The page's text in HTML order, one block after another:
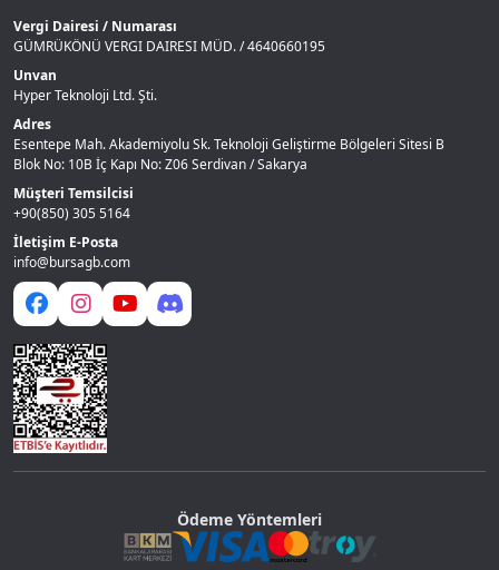
Vergi Dairesi / Numarası
GÜMRÜKÖNÜ VERGI DAIRESI MÜD. / 4640660195
Unvan
Hyper Teknoloji Ltd. Şti.
Adres
Esentepe Mah. Akademiyolu Sk. Teknoloji Geliştirme Bölgeleri Sitesi B
Blok No: 10B İç Kapı No: Z06 Serdivan / Sakarya
Müşteri Temsilcisi
+90(850) 305 5164
İletişim E-Posta
info@bursagb.com
Ödeme Yöntemleri